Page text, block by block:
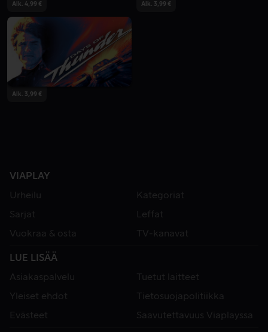
Alk. 4,99 € Alk. 3,99 €
Alk. 3,99 €
VIAPLAY
Urheilu
Kategoriat
Sarjat
Leffat
Vuokraa & osta
TV-kanavat
LUE LISÄÄ
Asiakaspalvelu
Tuetut laitteet
Yleiset ehdot
Tietosuojapolitiikka
Evästeet
Saavutettavuus Viaplayssa